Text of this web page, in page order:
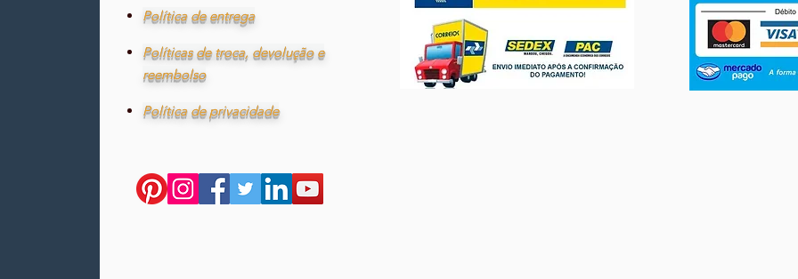
Política de entrega
Políticas de troca, devolução e
reembolso
Política de privacidade